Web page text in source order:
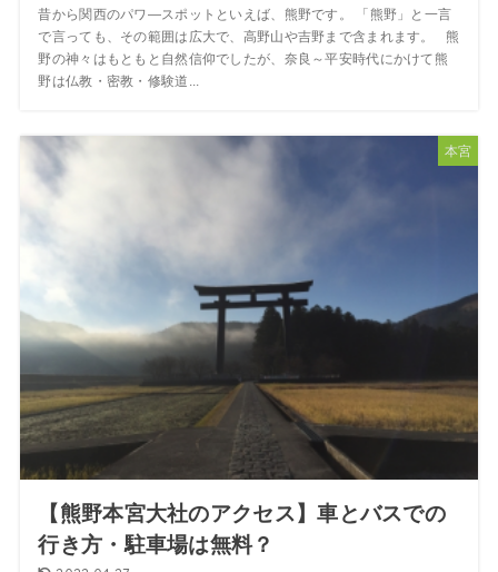
昔から関西のパワ―スポットといえば、熊野です。 「熊野」と一言
で言っても、その範囲は広大で、高野山や吉野まで含まれます。 熊
野の神々はもともと自然信仰でしたが、奈良～平安時代にかけて熊
野は仏教・密教・修験道...
本宮
【熊野本宮大社のアクセス】車とバスでの
行き方・駐車場は無料？